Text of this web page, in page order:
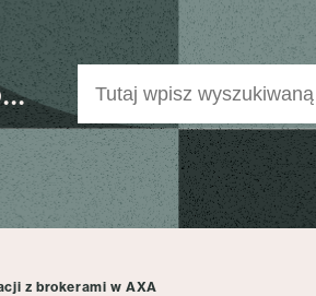
z brokerami w AXA